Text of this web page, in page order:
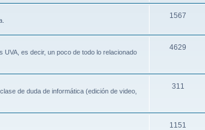
1567
es decir, un poco de todo lo relacionado
4629
de duda de informática (edición de video,
311
1151